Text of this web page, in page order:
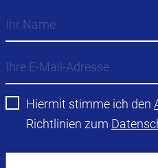
Hiermit stimme ich den
Richtlinien zum